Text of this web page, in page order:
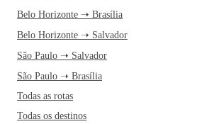
Belo Horizonte ➝ Brasília
Belo Horizonte ➝ Salvador
São Paulo ➝ Salvador
São Paulo ➝ Brasília
Todas as rotas
Todas os destinos